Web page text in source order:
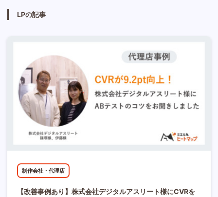
LPの記事
制作会社・代理店
【改善事例あり】株式会社デジタルアスリート様にCVRを